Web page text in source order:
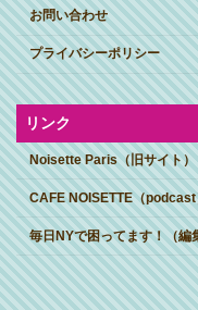
お問い合わせ
プライバシーポリシー
リンク
Noisette Paris（旧サイト）
CAFE NOISETTE（podcast
毎日NYで困ってます！（編